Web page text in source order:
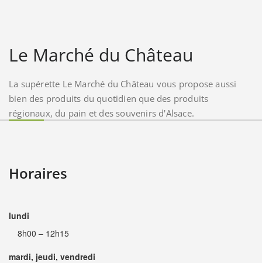
Le Marché du Château
La supérette Le Marché du Château vous propose aussi
bien des produits du quotidien que des produits
régionaux, du pain et des souvenirs d'Alsace.
Horaires
lundi
8h00 – 12h15
mardi, jeudi, vendredi